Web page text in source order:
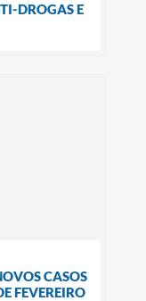
DROGAS E
CASOS
FEVEREIRO